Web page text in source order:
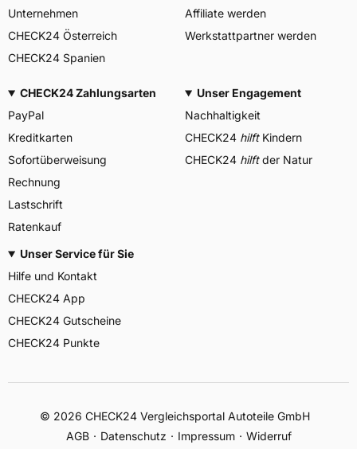
Unternehmen
CHECK24 Österreich
CHECK24 Spanien
Affiliate werden
Werkstattpartner werden
CHECK24 Zahlungsarten
PayPal
Kreditkarten
Sofortüberweisung
Rechnung
Lastschrift
Ratenkauf
Unser Engagement
Nachhaltigkeit
CHECK24 hilftKindern
CHECK24 hilftder Natur
Unser Service für Sie
Hilfe und Kontakt
CHECK24 App
CHECK24 Gutscheine
CHECK24 Punkte
© 2026 CHECK24 Vergleichsportal Autoteile GmbH
AGB
Datenschutz Impressum Widerruf